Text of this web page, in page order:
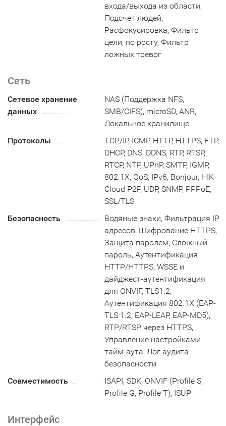
входа/выхода из области,
Подсчет людей,
Расфокусировка, Фильтр
цели, по росту, Фильтр
ложных тревог
Сеть
Сетевое хранение
данных
NAS (Поддержка NFS,
SMB/CIFS), microSD, ANR,
Локальное хранилище
Протоколы
TCP/IP, ICMP, HTTP, HTTPS, FTP,
DHCP, DNS, DDNS, RTP, RTSP,
RTCP, NTP, UPnP, SMTP, IGMP,
802.1X, QoS, IPv6, Bonjour, HIK
Cloud P2P, UDP, SNMP, PPPoE,
SSL/TLS
Безопасность
Водяные знаки, Фильтрация IP
адресов, Шифрование HTTPS,
Защита паролем, Сложный
пароль, Аутентификация
HTTP/HTTPS, WSSE и
дайджест-аутентификация
для ONVIF, TLS1.2,
Аутентификация 802.1X (EAP-
TLS 1.2, EAP-LEAP, EAP-MD5),
RTP/RTSP через HTTPS,
Управление настройками
тайм-аута, Лог аудита
безопасности
Совместимость
ISAPI, SDK, ONVIF (Profile S,
Profile G, Profile T), ISUP
Интерфейс